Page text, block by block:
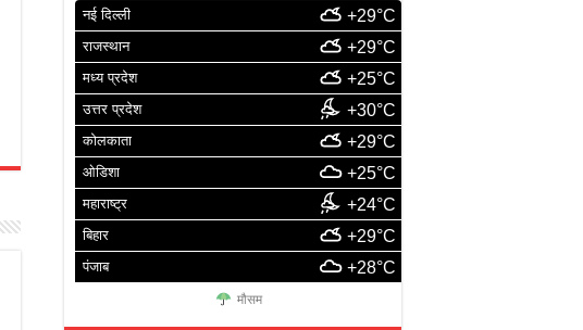
नई दिल्ली +29°C
राजस्थान +29°C
मध्य प्रदेश +25°C
उत्तर प्रदेश +30°C
कोलकाता +29°C
ओडिशा +25°C
महाराष्ट्र +24°C
बिहार +29°C
पंजाब +28°C
मौसम